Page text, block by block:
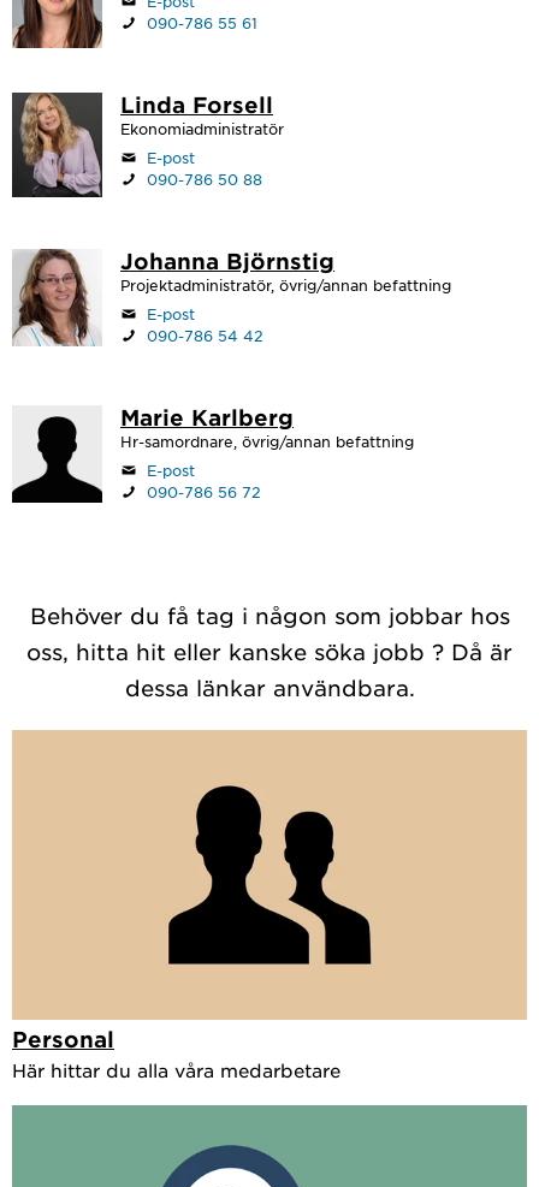
090-786 55 61
Linda Forsell
Ekonomiadministratör
E-post
090-786 50 88
Johanna Björnstig
Projektadministratör, övrig/annan befattning
E-post
090-786 54 42
Marie Karlberg
Hr-samordnare, övrig/annan befattning
E-post
090-786 56 72
Behöver du få tag i någon som jobbar hos
oss, hitta hit eller kanske söka jobb ? Då är
dessa länkar användbara.
Personal
Här hittar du alla våra medarbetare